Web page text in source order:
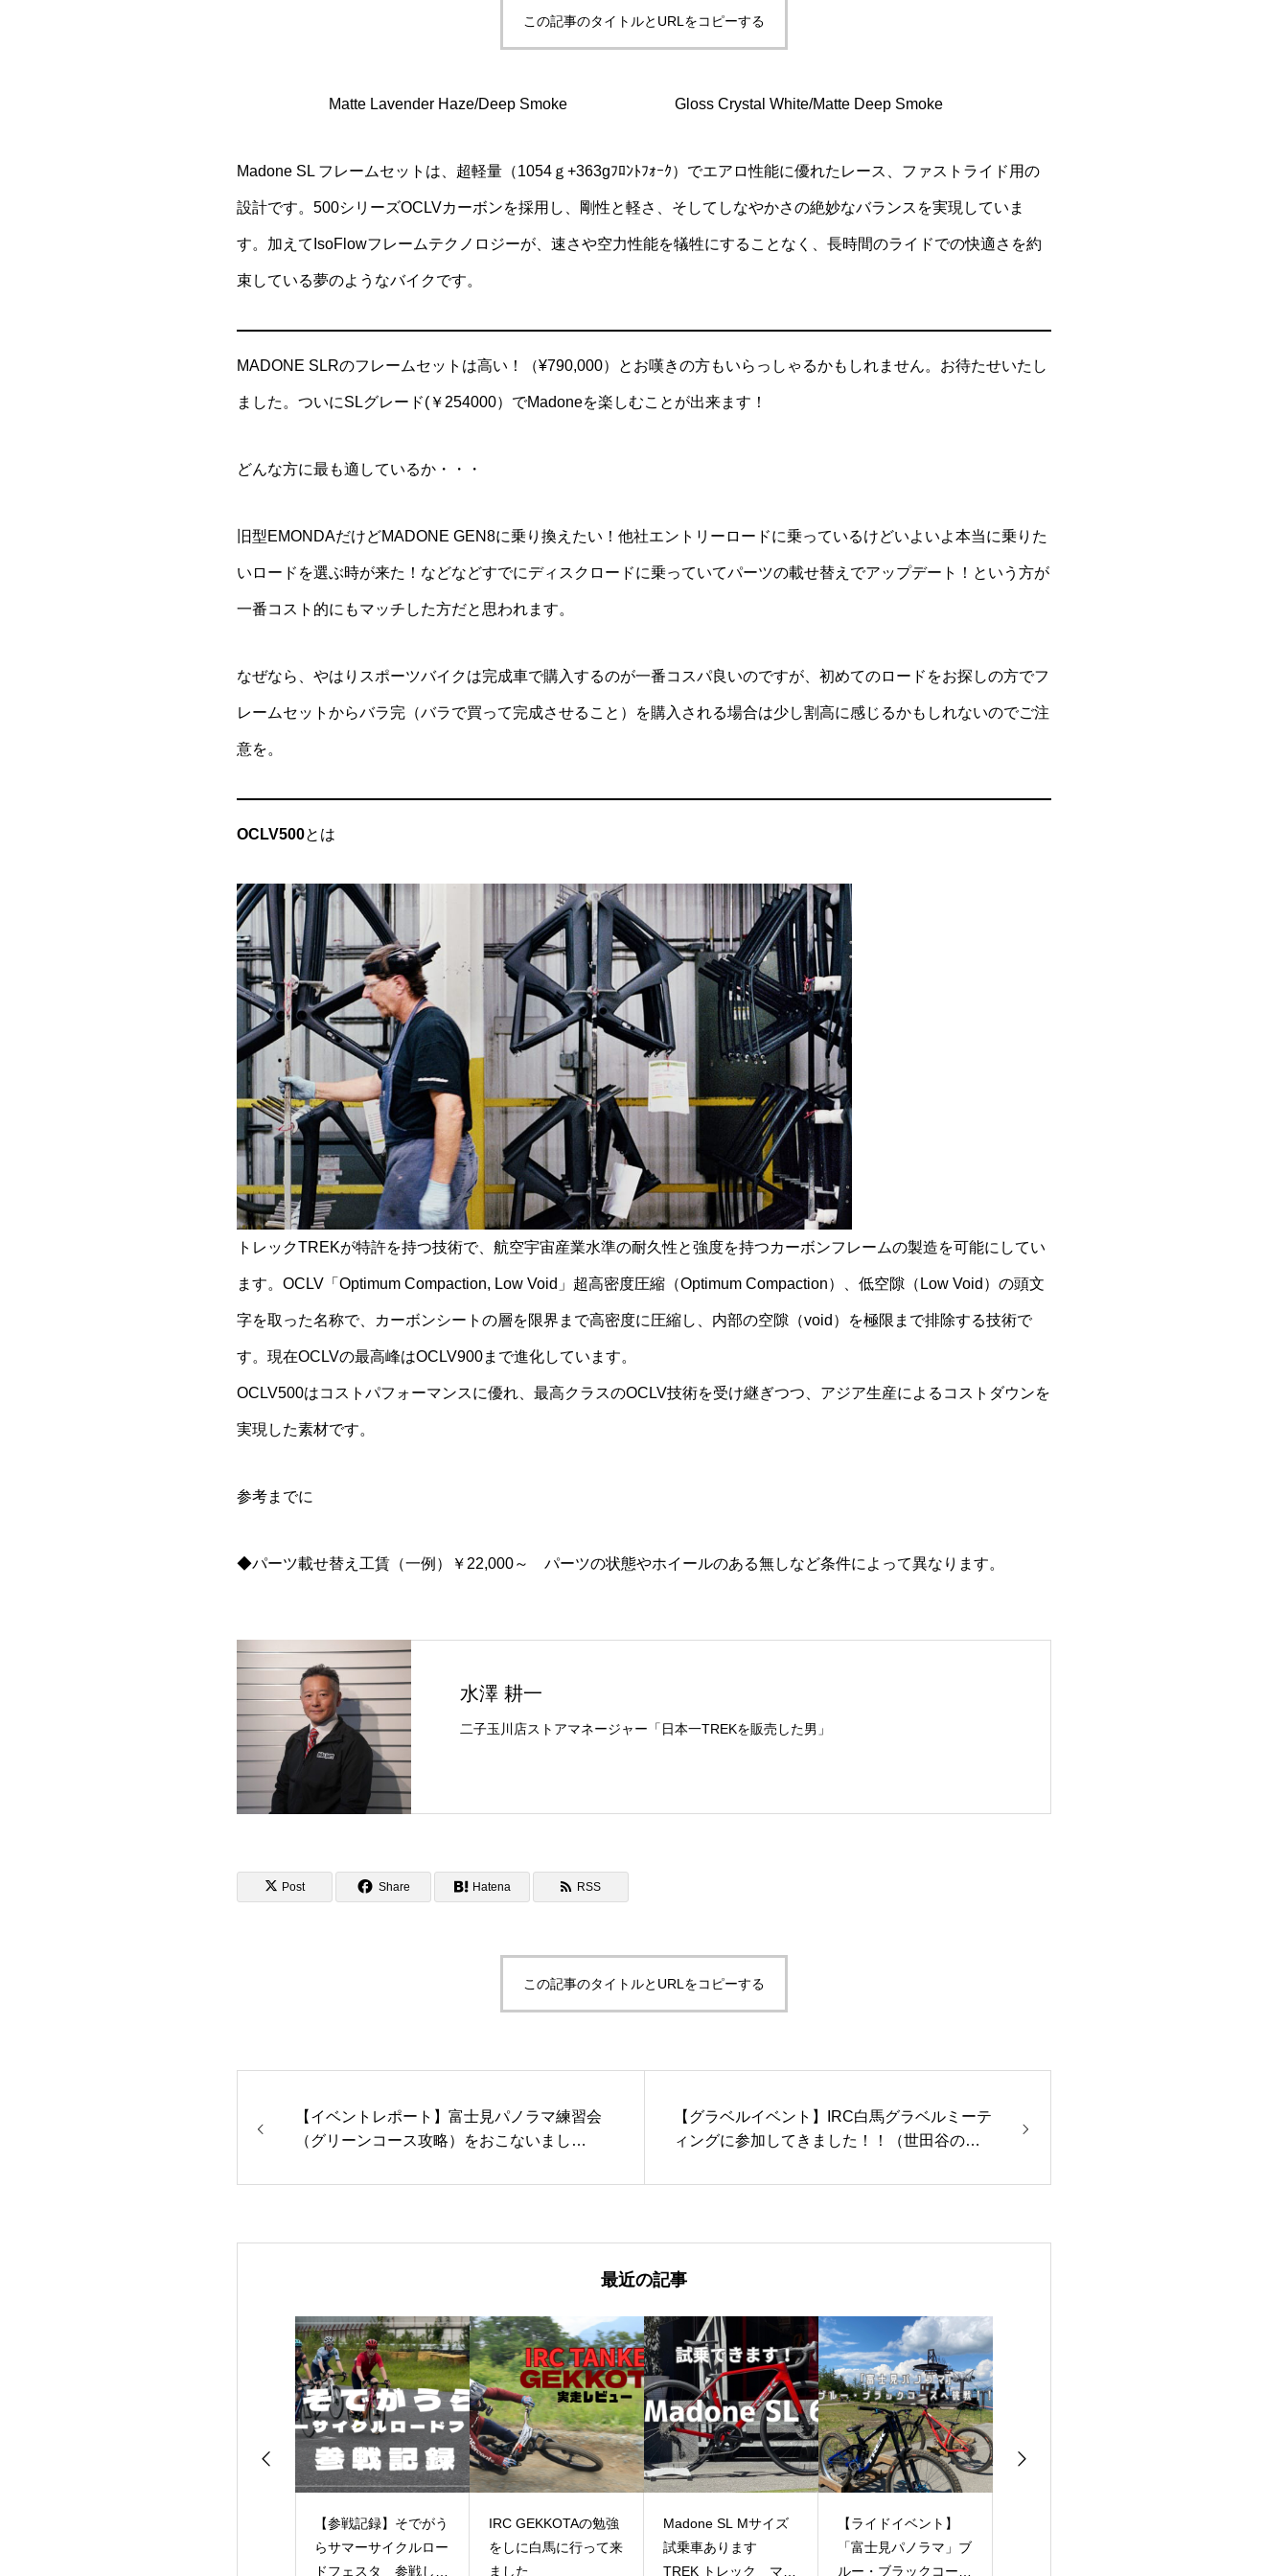
この記事のタイトルとURLをコピーする
Matte Lavender Haze/Deep Smoke Gloss Crystal White/Matte Deep Smoke
Madone SL フレームセットは、超軽量（1054ｇ+363gﾌﾛﾝﾄﾌｫｰｸ）でエアロ性能に優れたレース、ファストライド用の
設計です。500シリーズOCLVカーボンを採用し、剛性と軽さ、そしてしなやかさの絶妙なバランスを実現していま
す。加えてIsoFlowフレームテクノロジーが、速さや空力性能を犠牲にすることなく、長時間のライドでの快適さを約
束している夢のようなバイクです。
MADONE SLRのフレームセットは高い！（¥790,000）とお嘆きの方もいらっしゃるかもしれません。お待たせいたし
ました。ついにSLグレード(￥254000）でMadoneを楽しむことが出来ます！
どんな方に最も適しているか・・・
旧型EMONDAだけどMADONE GEN8に乗り換えたい！他社エントリーロードに乗っているけどいよいよ本当に乗りた
いロードを選ぶ時が来た！などなどすでにディスクロードに乗っていてパーツの載せ替えでアップデート！という方が
一番コスト的にもマッチした方だと思われます。
なぜなら、やはりスポーツバイクは完成車で購入するのが一番コスパ良いのですが、初めてのロードをお探しの方でフ
レームセットからバラ完（バラで買って完成させること）を購入される場合は少し割高に感じるかもしれないのでご注
意を。
OCLV500とは
トレックTREKが特許を持つ技術で、航空宇宙産業水準の耐久性と強度を持つカーボンフレームの製造を可能にしてい
ます。OCLV「Optimum Compaction, Low Void」超高密度圧縮（Optimum Compaction）、低空隙（Low Void）の頭文
字を取った名称で、カーボンシートの層を限界まで高密度に圧縮し、内部の空隙（void）を極限まで排除する技術で
す。現在OCLVの最高峰はOCLV900まで進化しています。
OCLV500はコストパフォーマンスに優れ、最高クラスのOCLV技術を受け継ぎつつ、アジア生産によるコストダウンを
実現した素材です。
参考までに
◆パーツ載せ替え工賃（一例）￥22,000～ パーツの状態やホイールのある無しなど条件によって異なります。
水澤 耕一
二子玉川店ストアマネージャー「日本一TREKを販売した男」
Post Share Hatena RSS
この記事のタイトルとURLをコピーする
【イベントレポート】富士見パノラマ練習会
（グリーンコース攻略）をおこないまし
【グラベルイベント】IRC白馬グラベルミーテ
ィングに参加してきました！！（世田谷の自
最近の記事
【参戦記録】そでがう
らサマーサイクルロー
ドフェスタ 参戦して
IRC GEKKOTAの勉強
をしに白馬に行って来
ました
Madone SL Mサイズ
試乗車あります
TREK トレック マド
【ライドイベント】
「富士見パノラマ」ブ
ルー・ブラックコース